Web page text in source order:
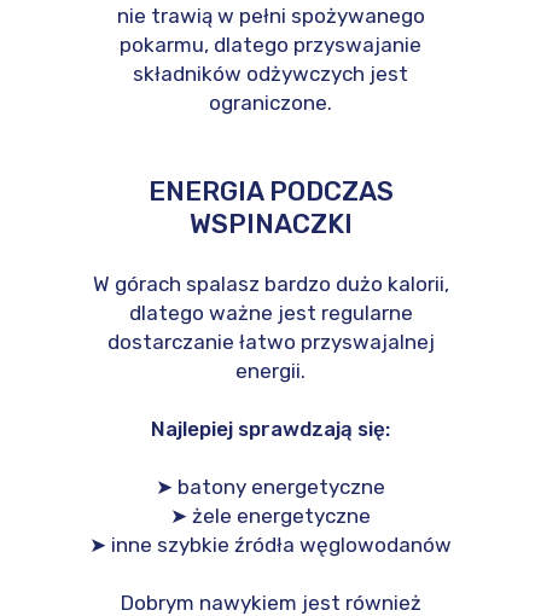
nie trawią w pełni spożywanego
pokarmu, dlatego przyswajanie
składników odżywczych jest
ograniczone.
ENERGIA PODCZAS
WSPINACZKI
W górach spalasz bardzo dużo kalorii,
dlatego ważne jest regularne
dostarczanie łatwo przyswajalnej
energii.
Najlepiej sprawdzają się:
➤ batony energetyczne
➤ żele energetyczne
➤ inne szybkie źródła węglowodanów
Dobrym nawykiem jest również